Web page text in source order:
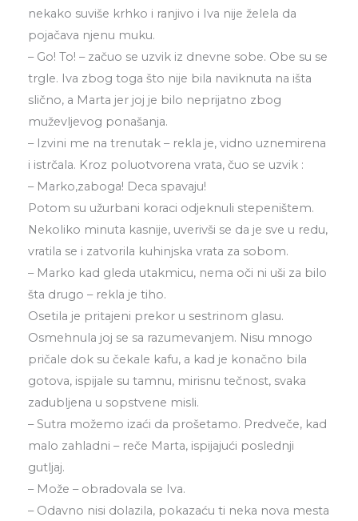
nekako suviše krhko i ranjivo i Iva nije želela da
pojačava njenu muku.
– Go! To! – začuo se uzvik iz dnevne sobe. Obe su se
trgle. Iva zbog toga što nije bila naviknuta na išta
slično, a Marta jer joj je bilo neprijatno zbog
muževljevog ponašanja.
– Izvini me na trenutak – rekla je, vidno uznemirena
i istrčala. Kroz poluotvorena vrata, čuo se uzvik :
– Marko,zaboga! Deca spavaju!
Potom su užurbani koraci odjeknuli stepeništem.
Nekoliko minuta kasnije, uverivši se da je sve u redu,
vratila se i zatvorila kuhinjska vrata za sobom.
– Marko kad gleda utakmicu, nema oči ni uši za bilo
šta drugo – rekla je tiho.
Osetila je pritajeni prekor u sestrinom glasu.
Osmehnula joj se sa razumevanjem. Nisu mnogo
pričale dok su čekale kafu, a kad je konačno bila
gotova, ispijale su tamnu, mirisnu tečnost, svaka
zadubljena u sopstvene misli.
– Sutra možemo izaći da prošetamo. Predveče, kad
malo zahladni – reče Marta, ispijajući poslednji
gutljaj.
– Može – obradovala se Iva.
– Odavno nisi dolazila, pokazaću ti neka nova mesta